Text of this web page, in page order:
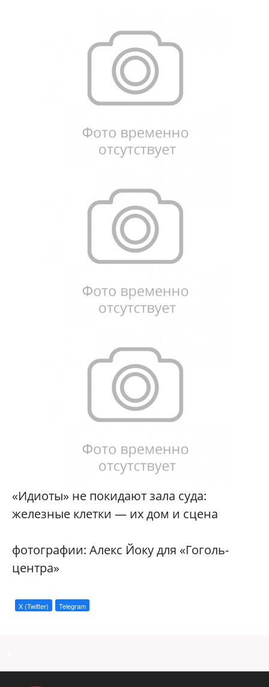
«Идиоты» не покидают зала суда:
железные клетки — их дом и сцена
фотографии: Алекс Йоку для «Гоголь-
центра»
X (Twitter) Telegram